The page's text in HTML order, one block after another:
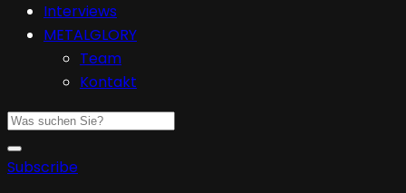
Interviews
METALGLORY
Team
Kontakt
Subscribe